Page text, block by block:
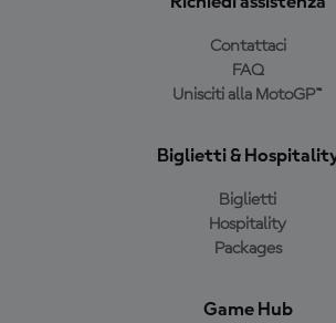
Contattaci
FAQ
Unisciti alla MotoGP™
Biglietti &
Biglietti
Hospitality
Packages
Game Hub